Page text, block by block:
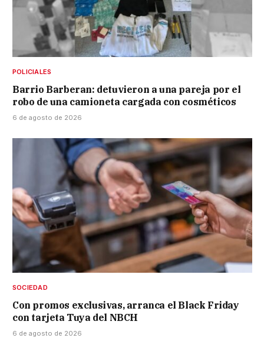
POLICIALES
Barrio Barberan: detuvieron a una pareja por el
robo de una camioneta cargada con cosméticos
6 de agosto de 2026
SOCIEDAD
Con promos exclusivas, arranca el Black Friday
con tarjeta Tuya del NBCH
6 de agosto de 2026